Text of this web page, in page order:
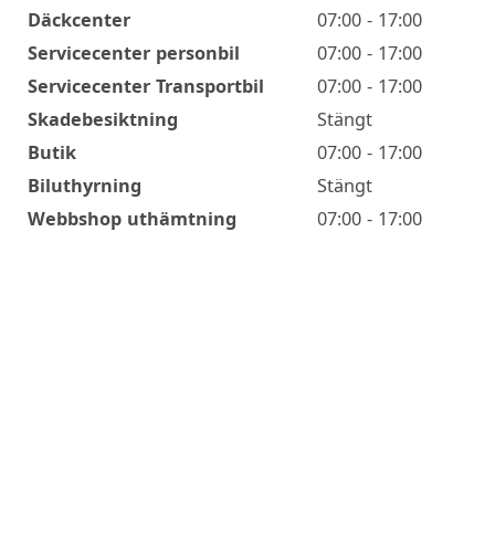
Däckcenter
07:00 - 17:00
Servicecenter personbil
07:00 - 17:00
Servicecenter Transportbil
07:00 - 17:00
Skadebesiktning
Stängt
Butik
07:00 - 17:00
Biluthyrning
Stängt
Webbshop uthämtning
07:00 - 17:00